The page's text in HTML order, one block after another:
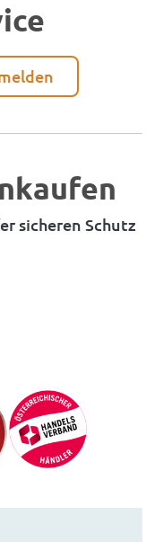
sicheren Schutz